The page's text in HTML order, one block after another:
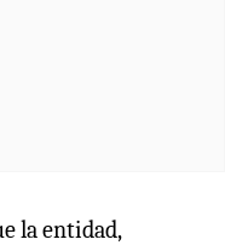
la entidad,